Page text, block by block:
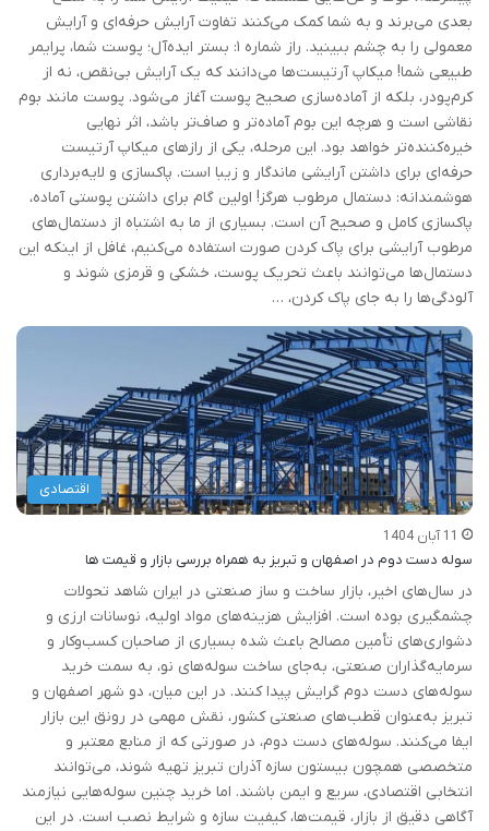
بعدی می‌برند و به شما کمک می‌کنند تفاوت آرایش حرفه‌ای و آرایش
معمولی را به چشم ببینید. راز شماره ۱: بستر ایده‌آل؛ پوست شما، پرایمر
طبیعی شما! میکاپ آرتیست‌ها می‌دانند که یک آرایش بی‌نقص، نه از
کرم‌پودر، بلکه از آماده‌سازی صحیح پوست آغاز می‌شود. پوست مانند بوم
نقاشی است و هرچه این بوم آماده‌تر و صاف‌تر باشد، اثر نهایی
خیره‌کننده‌تر خواهد بود. این مرحله، یکی از رازهای میکاپ آرتیست
حرفه‌ای برای داشتن آرایشی ماندگار و زیبا است. پاکسازی و لایه‌برداری
هوشمندانه: دستمال مرطوب هرگز! اولین گام برای داشتن پوستی آماده،
پاکسازی کامل و صحیح آن است. بسیاری از ما به اشتباه از دستمال‌های
مرطوب آرایشی برای پاک کردن صورت استفاده می‌کنیم، غافل از اینکه این
دستمال‌ها می‌توانند باعث تحریک پوست، خشکی و قرمزی شوند و
آلودگی‌ها را به جای پاک کردن، …
اقتصادی
11 آبان 1404
سوله دست دوم در اصفهان و تبریز به همراه بررسی بازار و قیمت ها
در سال‌های اخیر، بازار ساخت و ساز صنعتی در ایران شاهد تحولات
چشمگیری بوده است. افزایش هزینه‌های مواد اولیه، نوسانات ارزی و
دشواری‌های تأمین مصالح باعث شده بسیاری از صاحبان کسب‌وکار و
سرمایه‌گذاران صنعتی، به‌جای ساخت سوله‌های نو، به سمت خرید
سوله‌های دست دوم گرایش پیدا کنند. در این میان، دو شهر اصفهان و
تبریز به‌عنوان قطب‌های صنعتی کشور، نقش مهمی در رونق این بازار
ایفا می‌کنند. سوله‌های دست دوم، در صورتی که از منابع معتبر و
متخصصی همچون بیستون سازه آذران تبریز تهیه شوند، می‌توانند
انتخابی اقتصادی، سریع و ایمن باشند. اما خرید چنین سوله‌هایی نیازمند
آگاهی دقیق از بازار، قیمت‌ها، کیفیت سازه و شرایط نصب است. در این